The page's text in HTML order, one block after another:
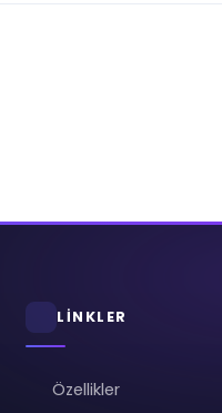
LİNKLER
Özellikler